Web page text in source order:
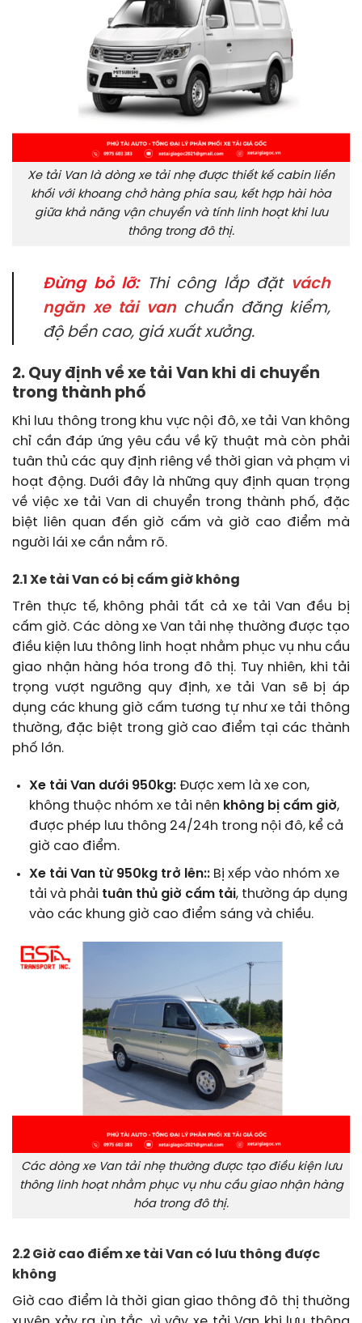
Xe tải Van là dòng xe tải nhẹ được thiết kế cabin liền
khối với khoang chở hàng phía sau, kết hợp hài hòa
giữa khả năng vận chuyển và tính linh hoạt khi lưu
thông trong đô thị.
Đừng bỏ lỡ:Thi công lắp đặt vách
ngăn xe tải vanchuẩn đăng kiểm,
độ bền cao, giá xuất xưởng.
2. Quy định về xe tải Van khi di chuyển
trong thành phố
Khi lưu thông trong khu vực nội đô, xe tải Van không
chỉ cần đáp ứng yêu cầu về kỹ thuật mà còn phải
tuân thủ các quy định riêng về thời gian và phạm vi
hoạt động. Dưới đây là những quy định quan trọng
về việc xe tải Van di chuyển trong thành phố, đặc
biệt liên quan đến giờ cấm và giờ cao điểm mà
người lái xe cần nắm rõ.
2.1 Xe tải Van có bị cấm giờ không
Trên thực tế, không phải tất cả xe tải Van đều bị
cấm giờ. Các dòng xe Van tải nhẹ thường được tạo
điều kiện lưu thông linh hoạt nhằm phục vụ nhu cầu
giao nhận hàng hóa trong đô thị. Tuy nhiên, khi tải
trọng vượt ngưỡng quy định, xe tải Van sẽ bị áp
dụng các khung giờ cấm tương tự như xe tải thông
thường, đặc biệt trong giờ cao điểm tại các thành
phố lớn.
Xe tải Van dưới 950kg:Được xem là xe con,
không thuộc nhóm xe tải nên không bị cấm giờ,
được phép lưu thông 24/24h trong nội đô, kể cả
giờ cao điểm.
Xe tải Van từ 950kg trở lên::Bị xếp vào nhóm xe
tải và phải tuân thủ giờ cấm tải, thường áp dụng
vào các khung giờ cao điểm sáng và chiều.
Các dòng xe Van tải nhẹ thường được tạo điều kiện lưu
thông linh hoạt nhằm phục vụ nhu cầu giao nhận hàng
hóa trong đô thị.
2.2 Giờ cao điểm xe tải Van có lưu thông được
không
Giờ cao điểm là thời gian giao thông đô thị thường